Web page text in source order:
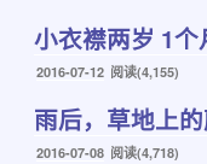
于
小衣襟两岁 1个
发
于
2016-07-12 阅读(4,155)
雨后，草地上
发
2016-07-08 阅读(4,718)